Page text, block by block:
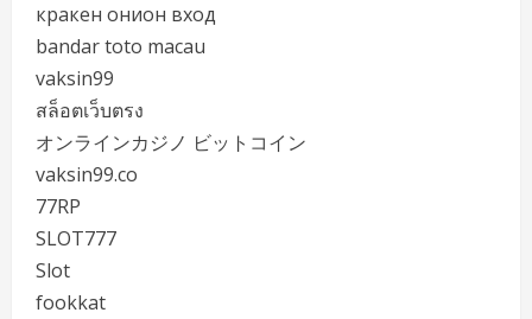
кракен онион вход
bandar toto macau
vaksin99
สล็อตเว็บตรง
オンラインカジノ ビットコイン
vaksin99.co
77RP
SLOT777
Slot
fookkat